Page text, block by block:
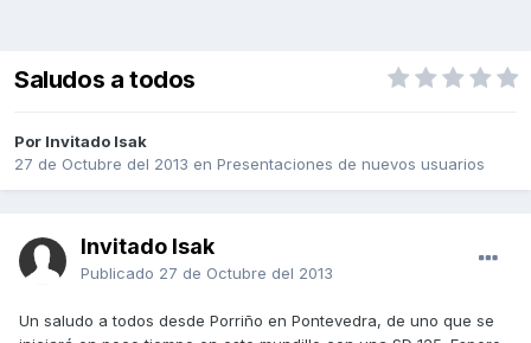
Saludos a todos
Por Invitado Isak
27 de Octubre del 2013 en Presentaciones de nuevos usuarios
Invitado Isak
Publicado 27 de Octubre del 2013
Un saludo a todos desde Porriño en Pontevedra, de uno que se